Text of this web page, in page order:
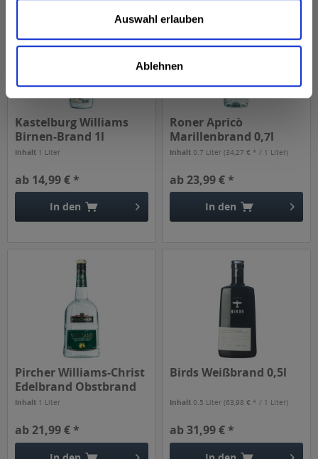
Auswahl erlauben
Ablehnen
Kastelburg Williams
Birnen-Brand 1l
Inhalt 1 Liter
ab 14,99 € *
In den
Roner Apricò
Marillenbrand 0,7l
Inhalt0.7 Liter(34,27 € * / 1 Liter)
ab 23,99 € *
In den
Pircher Williams-Christ
Edelbrand Obstbrand
1l
Inhalt 1 Liter
ab 21,99 € *
Birds Weißbrand 0,5l
Inhalt0.5 Liter(63,98 € * / 1 Liter)
ab 31,99 € *